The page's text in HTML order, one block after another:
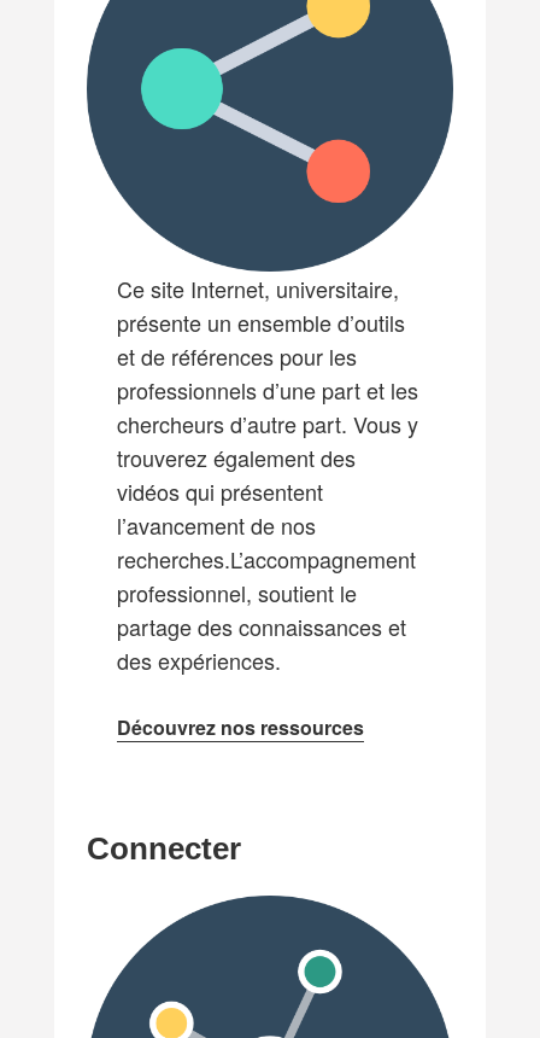
Ce site Internet, universitaire,
présente un ensemble d’outils
et de références pour les
professionnels d’une part et les
chercheurs d’autre part. Vous y
trouverez également des
vidéos qui présentent
l’avancement de nos
recherches.L’accompagnement
professionnel, soutient le
partage des connaissances et
des expériences.
Découvrez nos ressources
Connecter